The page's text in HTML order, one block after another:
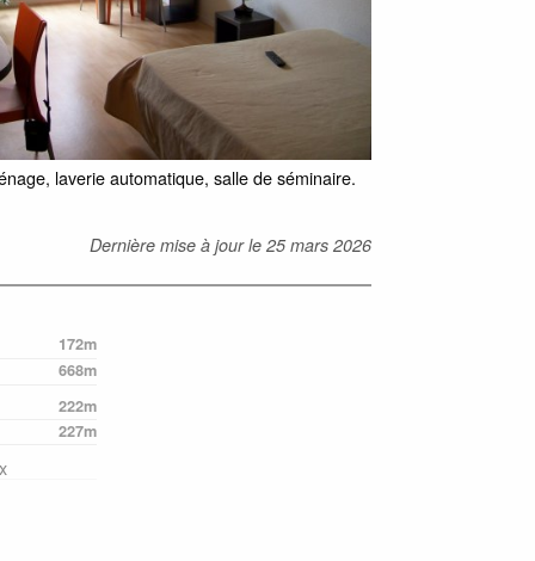
laverie automatique, salle de séminaire.
Dernière mise à jour le 25 mars 2026
172m
668m
222m
227m